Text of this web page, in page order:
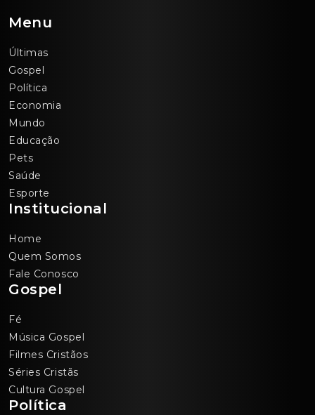
Menu
Últimas
Gospel
Política
Economia
Mundo
Educação
Pets
Saúde
Esporte
Institucional
Home
Quem Somos
Fale Conosco
Gospel
Fé
Música Gospel
Filmes Cristãos
Séries Cristãs
Cultura Gospel
Política